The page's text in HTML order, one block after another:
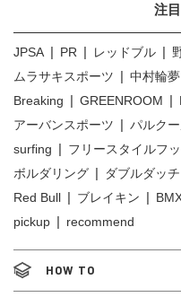
注
JPSA PR レッドブル
ムラサキスポーツ
中村輪夢
Breaking
GREENROOM
アーバンスポーツ
パルク
surfing
フリースタイルフ
ボルダリング
ダブルダッチ
Red Bull
ブレイキン
pickup
recommend
HOW TO